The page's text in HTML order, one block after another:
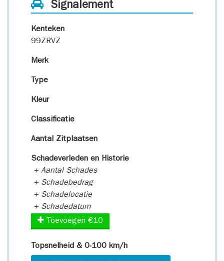
Signalement
Kenteken
99ZRVZ
Merk
Type
Kleur
Classificatie
Aantal Zitplaatsen
Schadeverleden en Historie
+ Aantal Schades
+ Schadebedrag
+ Schadelocatie
+ Schadedatum
Toevoegen €10
Topsnelheid & 0-100 km/h